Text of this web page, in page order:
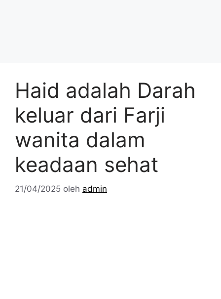
Haid adalah Darah
keluar dari Farji
wanita dalam
keadaan sehat
21/04/2025 oleh admin